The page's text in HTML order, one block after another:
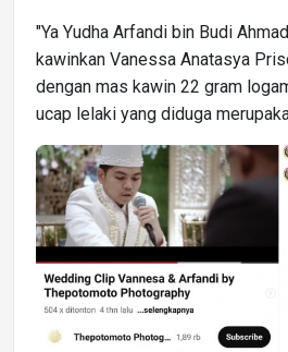
"Ya Yudha Arfandi bin Budi
kawinkan Vanessa Anatasya
dengan mas kawin 22 gram
ucap lelaki yang diduga